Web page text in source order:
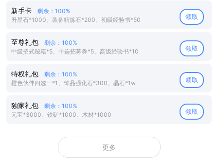
新手卡
剩余：100%
升星石*1000、装备精炼石*200、初级经验书*50
领取
至尊礼包
剩余：100%
中级招式秘籍*5、十连招募券*5、高级经验书*10
领取
特权礼包
剩余：100%
橙色伙伴四选一*1、饰品强化石*300、晶石*1w
领取
独家礼包
剩余：100%
元宝*3000、铁矿*1000、木材*1000
领取
更多